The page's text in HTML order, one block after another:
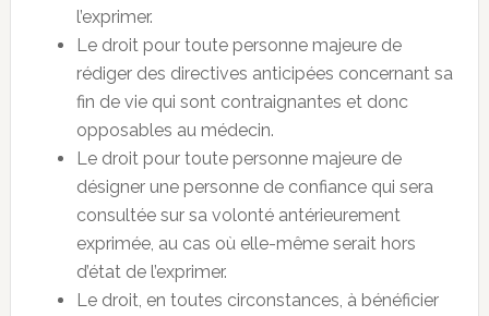
l’exprimer.
Le droit pour toute personne majeure de
rédiger des directives anticipées concernant sa
fin de vie qui sont contraignantes et donc
opposables au médecin.
Le droit pour toute personne majeure de
désigner une personne de confiance qui sera
consultée sur sa volonté antérieurement
exprimée, au cas où elle-même serait hors
d’état de l’exprimer.
Le droit, en toutes circonstances, à bénéficier